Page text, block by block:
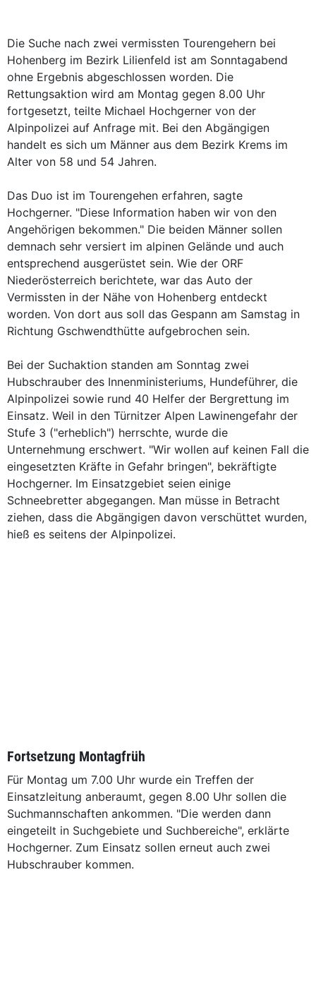
Die Suche nach zwei vermissten Tourengehern bei
Hohenberg im Bezirk Lilienfeld ist am Sonntagabend
ohne Ergebnis abgeschlossen worden. Die
Rettungsaktion wird am Montag gegen 8.00 Uhr
fortgesetzt, teilte Michael Hochgerner von der
Alpinpolizei auf Anfrage mit. Bei den Abgängigen
handelt es sich um Männer aus dem Bezirk Krems im
Alter von 58 und 54 Jahren.
Das Duo ist im Tourengehen erfahren, sagte
Hochgerner. "Diese Information haben wir von den
Angehörigen bekommen." Die beiden Männer sollen
demnach sehr versiert im alpinen Gelände und auch
entsprechend ausgerüstet sein. Wie der ORF
Niederösterreich berichtete, war das Auto der
Vermissten in der Nähe von Hohenberg entdeckt
worden. Von dort aus soll das Gespann am Samstag in
Richtung Gschwendthütte aufgebrochen sein.
Bei der Suchaktion standen am Sonntag zwei
Hubschrauber des Innenministeriums, Hundeführer, die
Alpinpolizei sowie rund 40 Helfer der Bergrettung im
Einsatz. Weil in den Türnitzer Alpen Lawinengefahr der
Stufe 3 ("erheblich") herrschte, wurde die
Unternehmung erschwert. "Wir wollen auf keinen Fall die
eingesetzten Kräfte in Gefahr bringen", bekräftigte
Hochgerner. Im Einsatzgebiet seien einige
Schneebretter abgegangen. Man müsse in Betracht
ziehen, dass die Abgängigen davon verschüttet wurden,
hieß es seitens der Alpinpolizei.
Fortsetzung Montagfrüh
Für Montag um 7.00 Uhr wurde ein Treffen der
Einsatzleitung anberaumt, gegen 8.00 Uhr sollen die
Suchmannschaften ankommen. "Die werden dann
eingeteilt in Suchgebiete und Suchbereiche", erklärte
Hochgerner. Zum Einsatz sollen erneut auch zwei
Hubschrauber kommen.